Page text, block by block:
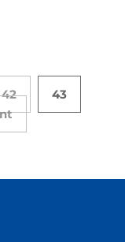
42
43